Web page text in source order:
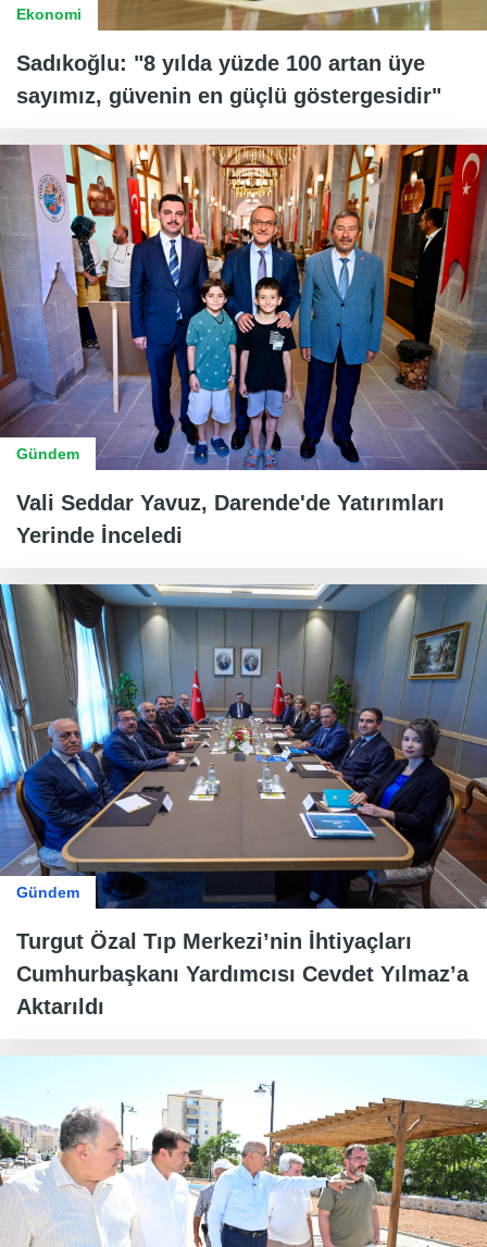
Ekonomi
Sadıkoğlu: "8 yılda yüzde 100 artan üye
sayımız, güvenin en güçlü göstergesidir"
Gündem
Vali Seddar Yavuz, Darende'de Yatırımları
Yerinde İnceledi
Gündem
Turgut Özal Tıp Merkezi’nin İhtiyaçları
Cumhurbaşkanı Yardımcısı Cevdet Yılmaz’a
Aktarıldı